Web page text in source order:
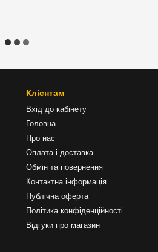
Клієнтам
Вхід до кабінету
Головна
Про нас
Оплата і доставка
Обмін та повернення
Контактна інформація
Публічна оферта
Політика конфіденційності
Відгуки про магазин